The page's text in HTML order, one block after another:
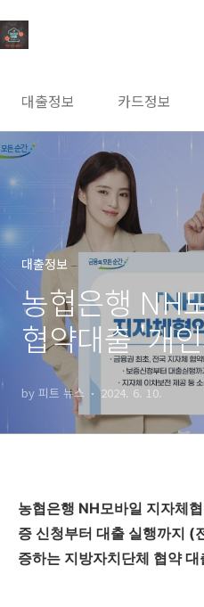
대출정보 카드정보
대출정보
농협은행 NH
협약대출 '개
금리 제공'(최
by 피트 뉴스 2024. 6. 10.
농협은행 NH모바일 지자체
증 신청부터 대출 실행까지 (
증하는 지방자치단체 협약